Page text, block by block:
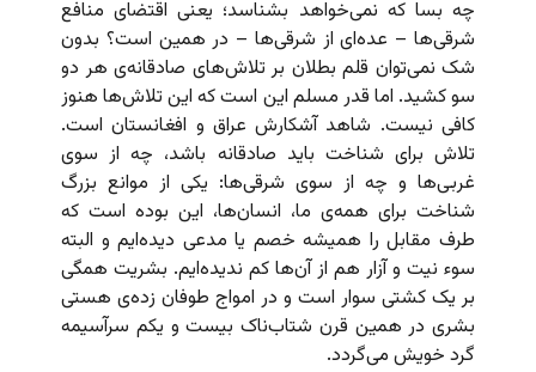
چه بسا که نمی‌خواهد بشناسد؛‌ یعنی اقتضای منافع
شرقی‌ها – عده‌ای از شرقی‌ها – در همین است؟ بدون
شک نمی‌توان قلم بطلان بر تلاش‌های صادقانه‌ی هر دو
سو کشید. اما قدر مسلم این است که این تلاش‌ها هنوز
کافی نیست. شاهد آشکارش عراق و افغانستان است.
تلاش برای شناخت باید صادقانه باشد، چه از سوی
غربی‌ها و چه از سوی شرقی‌ها: یکی از موانع بزرگ
شناخت برای همه‌ی ما، انسان‌ها، این بوده است که
طرف مقابل را همیشه خصم یا مدعی دیده‌ایم و البته
سوء نیت و آزار هم از آن‌ها کم ندیده‌ایم. بشریت همگی
بر یک کشتی سوار است و در امواج طوفان زده‌ی هستی
بشری در همین قرن شتاب‌ناک بیست و یکم سرآسیمه
گرد خویش می‌گردد.